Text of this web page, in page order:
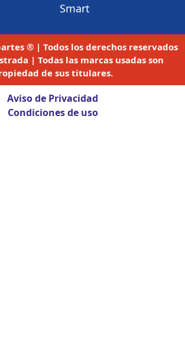
Smart
® | Todos los derechos reservados
| Todas las marcas usadas son
de sus titulares.
Aviso de Privacidad
Condiciones de uso